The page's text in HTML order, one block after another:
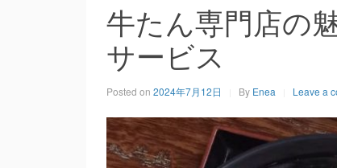
牛たん専門店の
サービス
Posted on 2024年7月12日 By Enea Leave a